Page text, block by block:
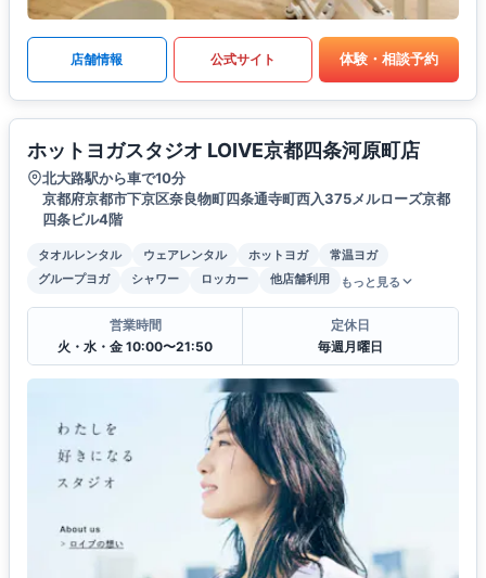
店舗情報 公式サイト 体験・相談予約
ホットヨガスタジオ LOIVE京都四条河原町店
北大路駅から車で10分
京都府京都市下京区奈良物町四条通寺町西入375メルローズ京都
四条ビル4階
タオルレンタル ウェアレンタル ホットヨガ
常温ヨガ
グループヨガ
シャワー ロッカー 他店舗利用 もっと見る
営業時間
火・水・金 10:00〜21:50
定休日
毎週月曜日